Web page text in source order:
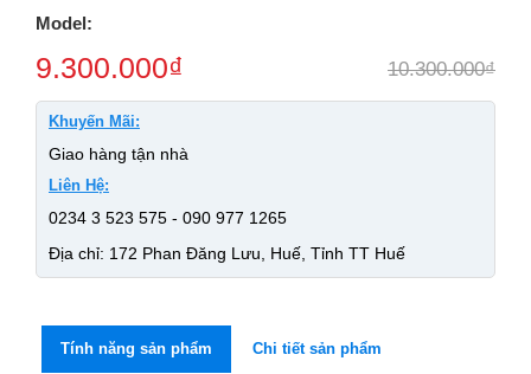
Model:
9.300.000₫ 10.300.000₫
Khuyến Mãi:
Giao hàng tận nhà
Liên Hệ:
0234 3 523 575 - 090 977 1265
Địa chỉ: 172 Phan Đăng Lưu, Huế, Tỉnh TT Huế
Tính năng sản phẩm Chi tiết sản phẩm